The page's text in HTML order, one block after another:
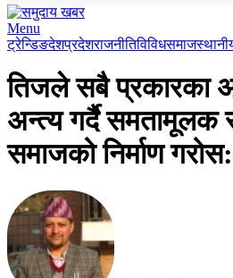
Menu
ट्रेन्डिङदेशप्रदेशराजनीतिविविधसमाज
तिजले सबै प्रकारका
अन्त्य गर्दै समतामूलक
समाजको निर्माण